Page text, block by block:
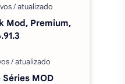
Mod, Premium,
Séries MOD